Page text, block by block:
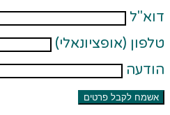
דוא"ל
טלפון (אופציונאלי)
הודעה
אשמח לקבל פרטים